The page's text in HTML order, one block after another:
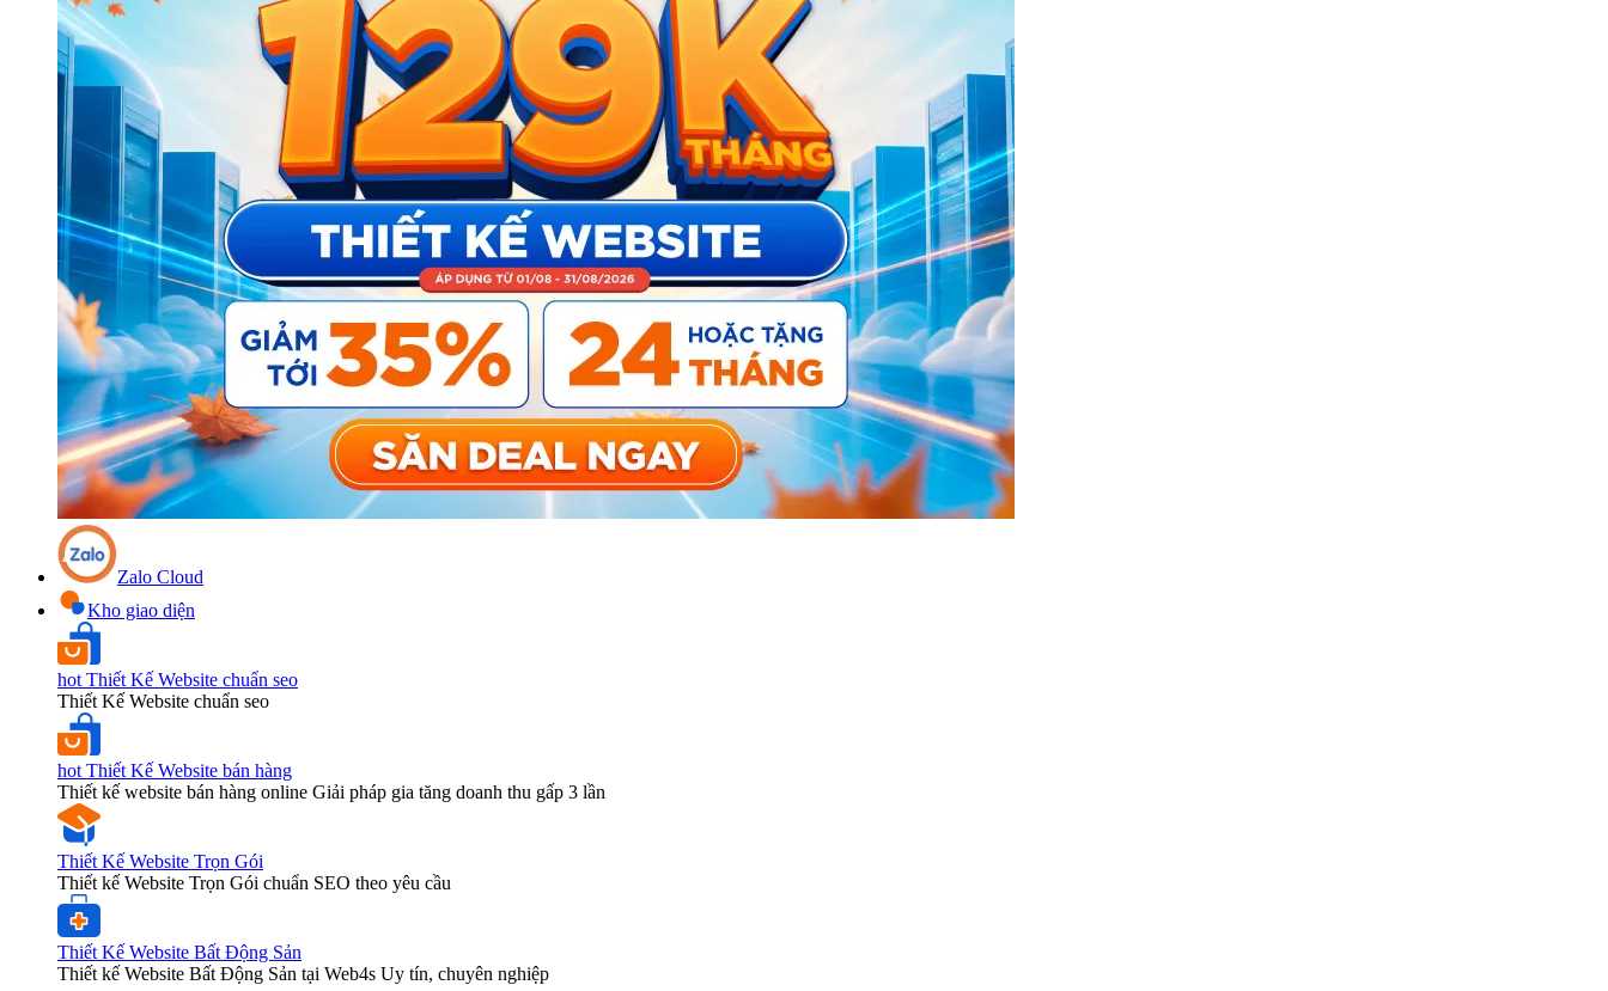
Zalo Cloud
Kho giao diện
hot Thiết Kế Website chuẩn seo
Thiết Kế Website chuẩn seo
hot Thiết Kế Website bán hàng
Thiết kế website bán hàng online Giải pháp gia tăng doanh thu gấp 3 lần
Thiết Kế Website Trọn Gói
Thiết kế Website Trọn Gói chuẩn SEO theo yêu cầu
Thiết Kế Website Bất Động Sản
Thiết kế Website Bất Động Sản tại Web4s Uy tín, chuyên nghiệp